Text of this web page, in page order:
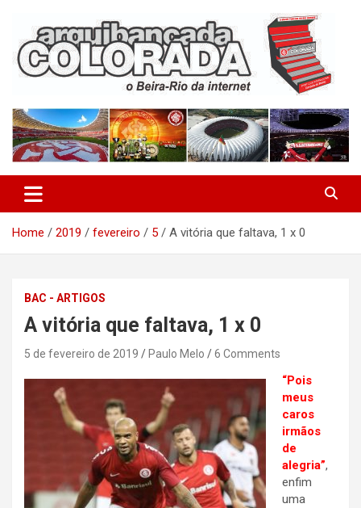
content
Arquibancada Colorada
Home 2019 fevereiro 5 A vitória que faltava, 1 x 0
BAC - ARTIGOS
A vitória que faltava, 1 x 0
5 de fevereiro de 2019 Paulo Melo 6 Comments
“Pois
meus
caros
irmãos
de
alegria”,
enfim
uma